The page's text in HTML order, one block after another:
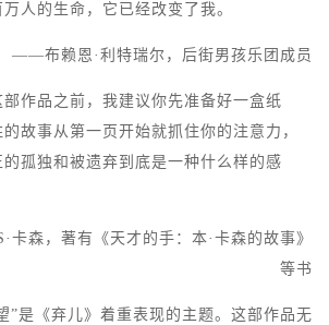
人的生命，它已经改变了我。
——布赖恩·利特瑞尔，后街男孩乐团成员
作品之前，我建议你先准备好一盒纸
故事从第一页开始就抓住你的注意力，
孤独和被遗弃到底是一种什么样的感
森，著有《天才的手：本·卡森的故事》
等书
”是《弃儿》着重表现的主题。这部作品无